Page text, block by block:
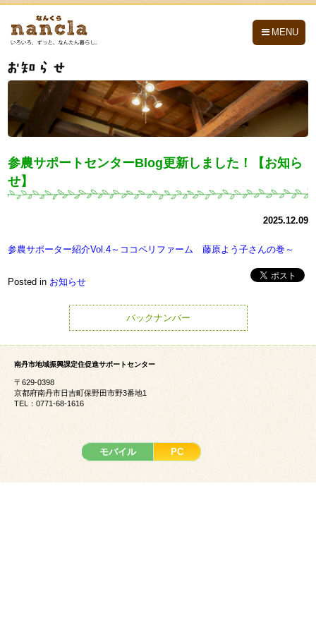
MENU
参農サポートセンターBlog更新しました！【お知ら
せ】
2025.12.09
参農サポーター紹介Vol.4～ココペリファーム 藤原よう子さんの巻～
Posted in お知らせ
バックナンバー
南丹市地域振興課定住促進サポートセンター
〒629-0398
京都府南丹市日吉町保野田市野3番地1
TEL：0771-68-1616
モバイル PC